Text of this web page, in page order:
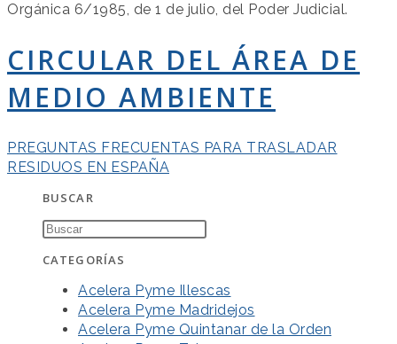
Orgánica 6/1985, de 1 de julio, del Poder Judicial.
CIRCULAR DEL ÁREA DE
MEDIO AMBIENTE
PREGUNTAS FRECUENTAS PARA TRASLADAR
RESIDUOS EN ESPAÑA
BUSCAR
CATEGORÍAS
Acelera Pyme Illescas
Acelera Pyme Madridejos
Acelera Pyme Quintanar de la Orden